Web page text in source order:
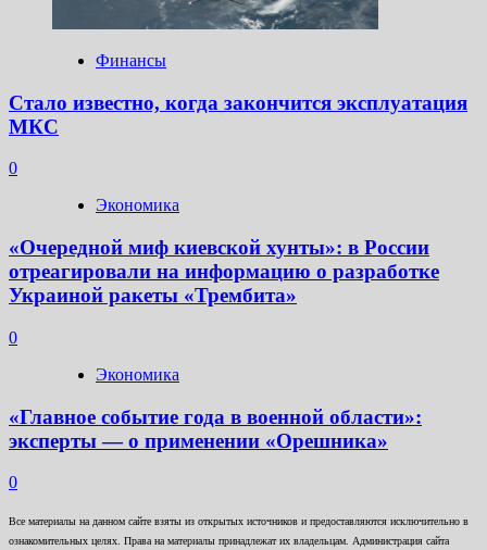
Финансы
Стало известно, когда закончится эксплуатация
МКС
0
Экономика
«Очередной миф киевской хунты»: в России
отреагировали на информацию о разработке
Украиной ракеты «Трембита»
0
Экономика
«Главное событие года в военной области»:
эксперты — о применении «Орешника»
0
Все материалы на данном сайте взяты из открытых источников и предоставляются исключительно в
ознакомительных целях. Права на материалы принадлежат их владельцам. Администрация сайта